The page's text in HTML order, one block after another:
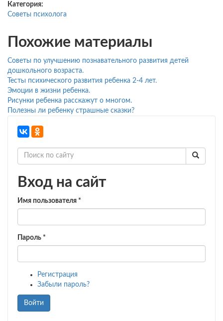
Категория:
Советы психолога
Похожие материалы
Советы по улучшению познавательного развития детей
дошкольного возраста.
Тесты психического развития ребенка 2-4 лет.
Эмоции в жизни ребенка.
Рисунки ребенка расскажут о многом.
Полезны ли ребенку страшные сказки?
Вход на сайт
Имя пользователя *
Пароль *
Регистрация
Забыли пароль?
Войти